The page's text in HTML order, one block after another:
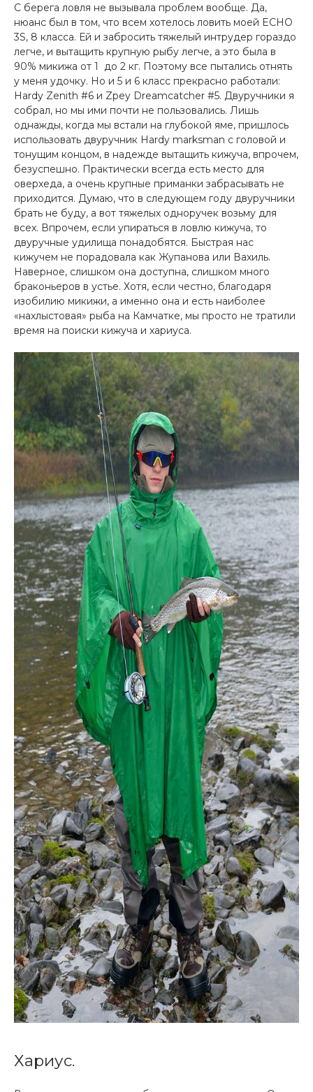
С берега ловля не вызывала проблем вообще. Да,
нюанс был в том, что всем хотелось ловить моей ECHO
3S, 8 класса. Ей и забросить тяжелый интрудер гораздо
легче, и вытащить крупную рыбу легче, а это была в
90% микижа от 1 до 2 кг. Поэтому все пытались отнять
у меня удочку. Но и 5 и 6 класс прекрасно работали:
Hardy Zenith #6 и Zpey Dreamcatcher #5. Двуручники я
собрал, но мы ими почти не пользовались. Лишь
однажды, когда мы встали на глубокой яме, пришлось
использовать двуручник Hardy marksman c головой и
тонущим концом, в надежде вытащить кижуча, впрочем,
безуспешно. Практически всегда есть место для
оверхеда, а очень крупные приманки забрасывать не
приходится. Думаю, что в следующем году двуручники
брать не буду, а вот тяжелых одноручек возьму для
всех. Впрочем, если упираться в ловлю кижуча, то
двуручные удилища понадобятся. Быстрая нас
кижучем не порадовала как Жупанова или Вахиль.
Наверное, слишком она доступна, слишком много
браконьеров в устье. Хотя, если честно, благодаря
изобилию микижи, а именно она и есть наиболее
«нахлыстовая» рыба на Камчатке, мы просто не тратили
время на поиски кижуча и хариуса.
Хариус.